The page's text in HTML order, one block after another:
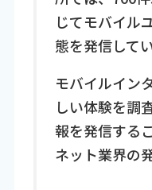
じてモバイル
態を発信してい
モバイルイン
しい体験を調
報を発信する
ネット業界の